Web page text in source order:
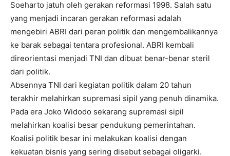
Soeharto jatuh oleh gerakan reformasi 1998. Salah satu
yang menjadi incaran gerakan reformasi adalah
mengebiri ABRI dari peran politik dan mengembalikannya
ke barak sebagai tentara profesional. ABRI kembali
direorientasi menjadi TNI dan dibuat benar-benar steril
dari politik.
Absennya TNI dari kegiatan politik dalam 20 tahun
terakhir melahirkan supremasi sipil yang penuh dinamika.
Pada era Joko Widodo sekarang supremasi sipil
melahirkan koalisi besar pendukung pemerintahan.
Koalisi politik besar ini melakukan koalisi dengan
kekuatan bisnis yang sering disebut sebagai oligarki.